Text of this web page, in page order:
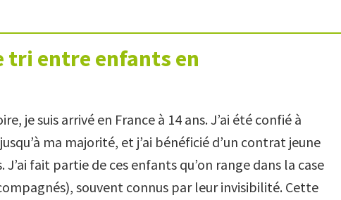
tri entre enfants en
je suis arrivé en France à 14 ans. J’ai été confié à
ma majorité, et j’ai bénéficié d’un contrat jeune
J’ai fait partie de ces enfants qu’on range dans la case
souvent connus par leur invisibilité. Cette